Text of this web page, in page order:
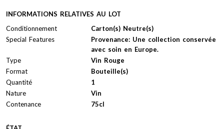
INFORMATIONS RELATIVES AU LOT
Conditionnement
Carton(s) Neutre(s)
Special Features
Provenance: Une collection conservée
avec soin en Europe.
Type
Vin Rouge
Format
Bouteille(s)
Quantité
1
Nature
Vin
Contenance
75cl